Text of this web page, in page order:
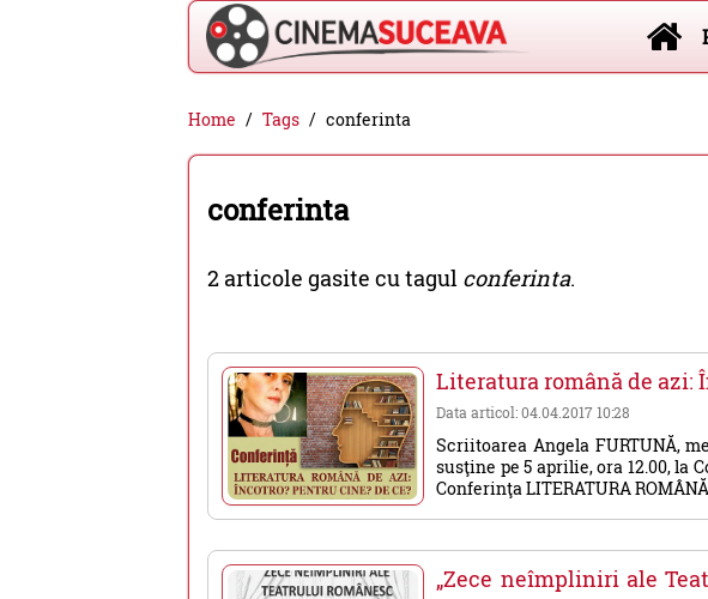
Cinema
Suceava
-
filme
cinema,
evenimente
din
Suceava
Home Tags conferinta
conferinta
2 articole gasite cu tagul conferinta.
Literatura română de azi:
Data articol: 04.04.2017 10:28
Scriitoarea Angela FURTUNĂ,
susţine pe 5 aprilie, ora 12.00, la
Conferinţa LITERATURA ROMÂNĂ
„Zece neîmpliniri ale